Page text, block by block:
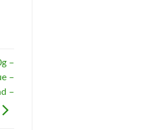
–
–
–